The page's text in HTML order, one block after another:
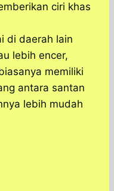
ciri khas
di daerah lain
lebih encer,
memiliki
antara santan
lebih mudah